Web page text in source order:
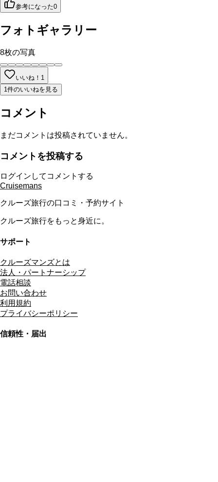
参考になった0
フォトギャラリー
8枚の写真
いいね！ 1
1件のいいねを見る
コメント
まだコメントは投稿されていません。
コメントを投稿する
ログインしてコメントする
Cruisemans
クルーズ旅行の口コミ・予約サイト
クルーズ旅行をもっと身近に。
サポート
クルーズマンズとは
法人・パートナーシップ
電話相談
お問い合わせ
利用規約
プライバシーポリシー
信頼性・届出